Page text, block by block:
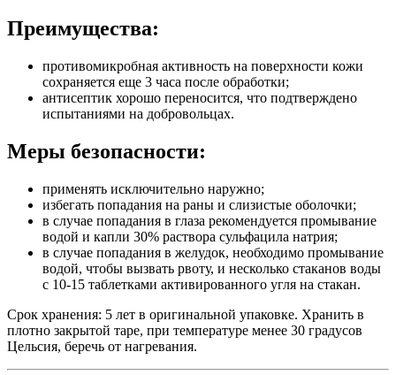
Преимущества:
противомикробная активность на поверхности кожи
сохраняется еще 3 часа после обработки;
антисептик хорошо переносится, что подтверждено
испытаниями на добровольцах.
Меры безопасности:
применять исключительно наружно;
избегать попадания на раны и слизистые оболочки;
в случае попадания в глаза рекомендуется промывание
водой и капли 30% раствора сульфацила натрия;
в случае попадания в желудок, необходимо промывание
водой, чтобы вызвать рвоту, и несколько стаканов воды
с 10-15 таблетками активированного угля на стакан.
Срок хранения: 5 лет в оригинальной упаковке. Хранить в
плотно закрытой таре, при температуре менее 30 градусов
Цельсия, беречь от нагревания.